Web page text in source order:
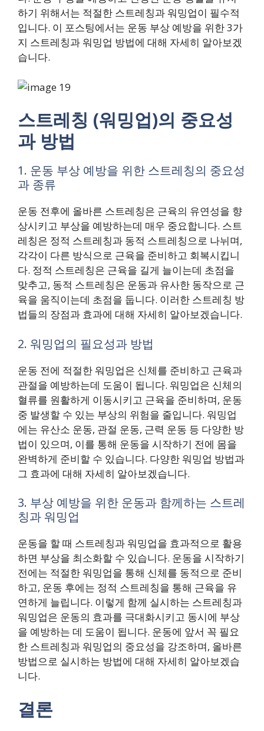
하기 위해서는 적절한 스트레칭과 워밍업이 필수적
입니다. 이 포스팅에서는 운동 부상 예방을 위한 3가
지 스트레칭과 워밍업 방법에 대해 자세히 알아보겠
습니다.
스트레칭 (워밍업)의 중요성
과 방법
1. 운동 부상 예방을 위한 스트레칭의 중요성
과 종류
운동 전후에 올바른 스트레칭은 근육의 유연성을 향
상시키고 부상을 예방하는데 매우 중요합니다. 스트
레칭은 정적 스트레칭과 동적 스트레칭으로 나뉘며,
각각이 다른 방식으로 근육을 준비하고 회복시킵니
다. 정적 스트레칭은 근육을 길게 늘이는데 초점을
맞추고, 동적 스트레칭은 운동과 유사한 동작으로 근
육을 움직이는데 초점을 둡니다. 이러한 스트레칭 방
법들의 장점과 효과에 대해 자세히 알아보겠습니다.
2. 워밍업의 필요성과 방법
운동 전에 적절한 워밍업은 신체를 준비하고 근육과
관절을 예방하는데 도움이 됩니다. 워밍업은 신체의
혈류를 원활하게 이동시키고 근육을 준비하며, 운동
중 발생할 수 있는 부상의 위험을 줄입니다. 워밍업
에는 유산소 운동, 관절 운동, 근력 운동 등 다양한 방
법이 있으며, 이를 통해 운동을 시작하기 전에 몸을
완벽하게 준비할 수 있습니다. 다양한 워밍업 방법과
그 효과에 대해 자세히 알아보겠습니다.
3. 부상 예방을 위한 운동과 함께하는 스트레
칭과 워밍업
운동을 할 때 스트레칭과 워밍업을 효과적으로 활용
하면 부상을 최소화할 수 있습니다. 운동을 시작하기
전에는 적절한 워밍업을 통해 신체를 동적으로 준비
하고, 운동 후에는 정적 스트레칭을 통해 근육을 유
연하게 늘립니다. 이렇게 함께 실시하는 스트레칭과
워밍업은 운동의 효과를 극대화시키고 동시에 부상
을 예방하는 데 도움이 됩니다. 운동에 앞서 꼭 필요
한 스트레칭과 워밍업의 중요성을 강조하며, 올바른
방법으로 실시하는 방법에 대해 자세히 알아보겠습
니다.
결론